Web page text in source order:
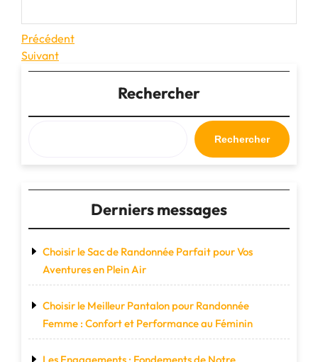
Navigation
de
Article
précédent
Précédent
Article
suivant
Suivant
Rechercher
Rechercher
Derniers messages
Choisir le Sac de Randonnée Parfait pour Vos
Aventures en Plein Air
Choisir le Meilleur Pantalon pour Randonnée
Femme : Confort et Performance au Féminin